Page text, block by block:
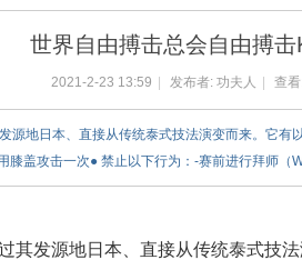
世界自由搏击总会自由搏击
2021-2-23 13:59 发布者: 功夫人 查
源地日本、直接从传统泰式技法演变而来。它
盖攻击一次● 禁止以下行为：-赛前进行拜师
其发源地日本、直接从传统泰式技